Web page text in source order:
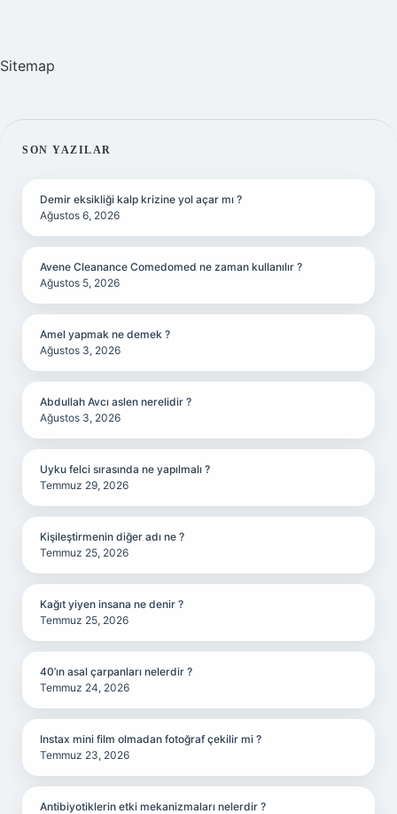
Sitemap
SIDEBAR
SON YAZILAR
Demir eksikliği kalp krizine yol açar mı ?
Ağustos 6, 2026
Avene Cleanance Comedomed ne zaman kullanılır ?
Ağustos 5, 2026
Amel yapmak ne demek ?
Ağustos 3, 2026
Abdullah Avcı aslen nerelidir ?
Ağustos 3, 2026
Uyku felci sırasında ne yapılmalı ?
Temmuz 29, 2026
Kişileştirmenin diğer adı ne ?
Temmuz 25, 2026
Kağıt yiyen insana ne denir ?
Temmuz 25, 2026
40’ın asal çarpanları nelerdir ?
Temmuz 24, 2026
Instax mini film olmadan fotoğraf çekilir mi ?
Temmuz 23, 2026
Antibiyotiklerin etki mekanizmaları nelerdir ?